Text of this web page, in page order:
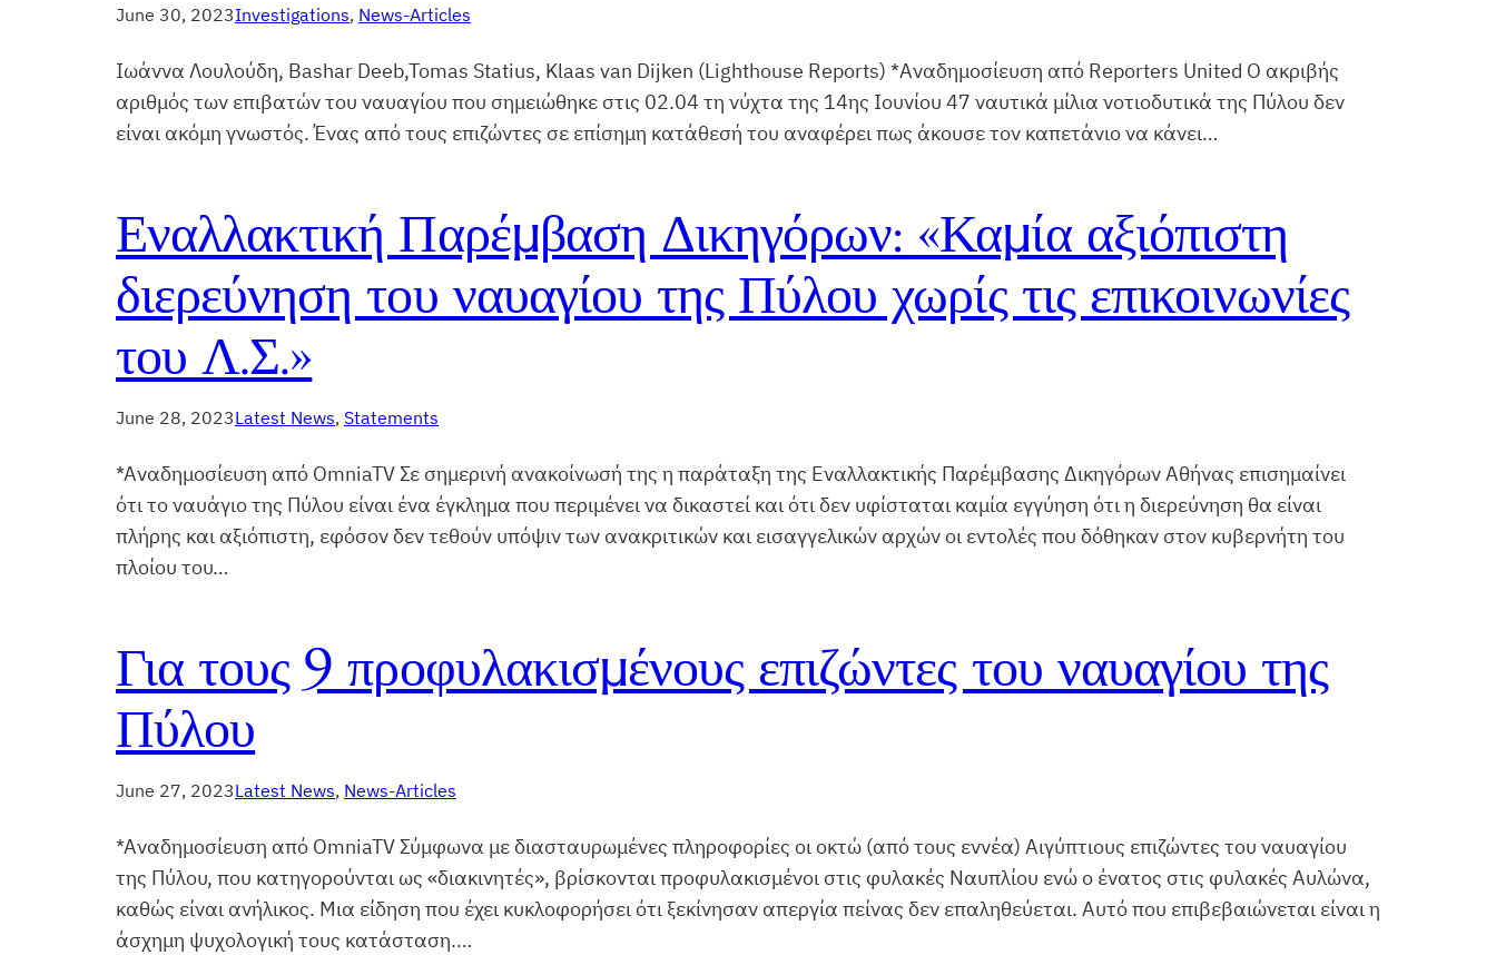
June 30, 2023Investigations, News-Articles
Ιωάννα Λουλούδη, Bashar Deeb,Tomas Statius, Klaas van Dijken (Lighthouse Reports) *Αναδημοσίευση από Reporters United Ο ακριβής
αριθμός των επιβατών του ναυαγίου που σημειώθηκε στις 02.04 τη νύχτα της 14ης Ιουνίου 47 ναυτικά μίλια νοτιοδυτικά της Πύλου δεν
είναι ακόμη γνωστός. Ένας από τους επιζώντες σε επίσημη κατάθεσή του αναφέρει πως άκουσε τον καπετάνιο να κάνει…
Εναλλακτική Παρέμβαση Δικηγόρων: «Καμία αξιόπιστη
διερεύνηση του ναυαγίου της Πύλου χωρίς τις επικοινωνίες
του Λ.Σ.»
June 28, 2023Latest News, Statements
*Αναδημοσίευση από OmniaTV Σε σημερινή ανακοίνωσή της η παράταξη της Εναλλακτικής Παρέμβασης Δικηγόρων Αθήνας επισημαίνει
ότι το ναυάγιο της Πύλου είναι ένα έγκλημα που περιμένει να δικαστεί και ότι δεν υφίσταται καμία εγγύηση ότι η διερεύνηση θα είναι
πλήρης και αξιόπιστη, εφόσον δεν τεθούν υπόψιν των ανακριτικών και εισαγγελικών αρχών οι εντολές που δόθηκαν στον κυβερνήτη του
πλοίου του…
Για τους 9 προφυλακισμένους επιζώντες του ναυαγίου της
Πύλου
June 27, 2023Latest News, News-Articles
*Αναδημοσίευση από OmniaTV Σύμφωνα με διασταυρωμένες πληροφορίες οι οκτώ (από τους εννέα) Αιγύπτιους επιζώντες του ναυαγίου
της Πύλου, που κατηγορούνται ως «διακινητές», βρίσκονται προφυλακισμένοι στις φυλακές Ναυπλίου ενώ ο ένατος στις φυλακές Αυλώνα,
καθώς είναι ανήλικος. Μια είδηση που έχει κυκλοφορήσει ότι ξεκίνησαν απεργία πείνας δεν επαληθεύεται. Αυτό που επιβεβαιώνεται είναι η
άσχημη ψυχολογική τους κατάσταση.…